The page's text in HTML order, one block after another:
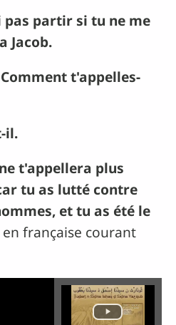
pas partir si tu ne me
Jacob.
t'appelles-
il.
t'appellera plus
tu as lutté contre
et tu as été le
en française courant